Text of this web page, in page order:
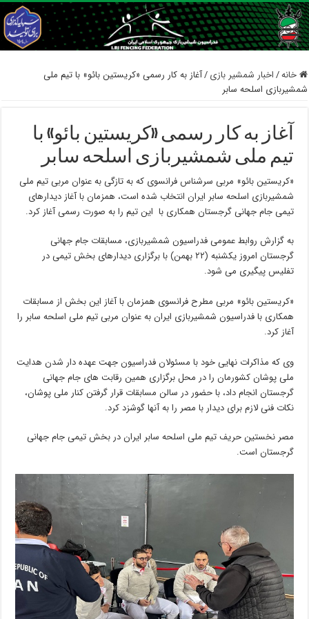
خانه/اخبار شمشیر بازی /آغاز به کار رسمی «کریستین بائو» با تیم ملی
شمشیربازی اسلحه سابر
آغاز به کار رسمی «کریستین بائو» با
تیم ملی شمشیربازی اسلحه سابر
«کریستین بائو» مربی سرشناس فرانسوی که به تازگی به عنوان مربی تیم ملی
شمشیربازی اسلحه سابر ایران انتخاب شده است، همزمان با آغاز دیدارهای
تیمی جام جهانی گرجستان همکاری با این تیم را به صورت رسمی آغاز کرد.
به گزارش روابط عمومی فدراسیون شمشیربازی، مسابقات جام جهانی
گرجستان امروز یکشنبه (۲۲ بهمن) با برگزاری دیدارهای بخش تیمی در
تفلیس پیگیری می شود.
«کریستین بائو» مربی مطرح فرانسوی همزمان با آغاز این بخش از مسابقات
همکاری با فدراسیون شمشیربازی ایران به عنوان مربی تیم ملی اسلحه سابر را
آغاز کرد.
وی که مذاکرات نهایی خود با مسئولان فدراسیون جهت عهده دار شدن هدایت
ملی پوشان کشورمان را در محل برگزاری همین رقابت های جام جهانی
گرجستان انجام داد، با حضور در سالن مسابقات قرار گرفتن کنار ملی پوشان،
نکات فنی لازم برای دیدار با مصر را به آنها گوشزد کرد.
مصر نخستین حریف تیم ملی اسلحه سابر ایران در بخش تیمی جام جهانی
گرجستان است.